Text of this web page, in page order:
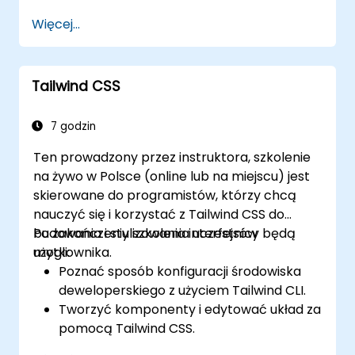
Więcej...
Tailwind CSS
7 godzin
Ten prowadzony przez instruktora, szkolenie
na żywo w Polsce (online lub na miejscu) jest
skierowane do programistów, którzy chcą
nauczyć się i korzystać z Tailwind CSS do
budowania i stylizowania interfejsów
użytkownika.
Po zakończeniu szkolenia uczestnicy będą
mogli:
Poznać sposób konfiguracji środowiska
deweloperskiego z użyciem Tailwind CLI.
Tworzyć komponenty i edytować układ za
pomocą Tailwind CSS.